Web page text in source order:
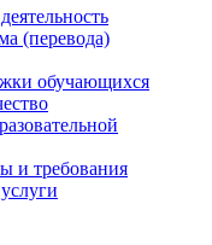
(перевода)
обучающихся
и требования